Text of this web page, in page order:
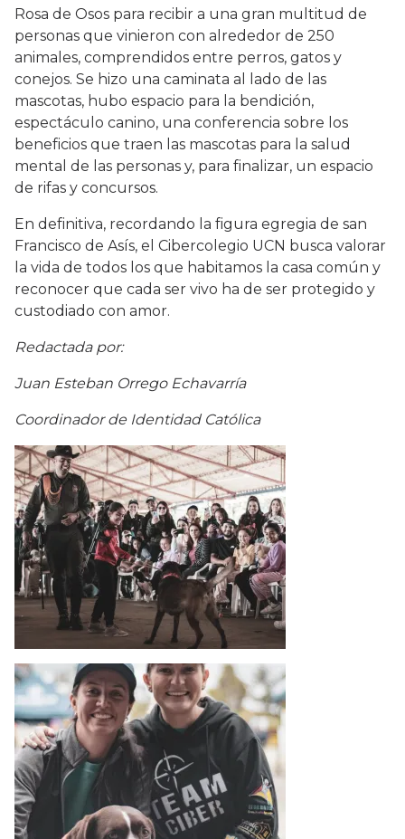
Rosa de Osos para recibir a una gran multitud de
personas que vinieron con alrededor de 250
animales, comprendidos entre perros, gatos y
conejos. Se hizo una caminata al lado de las
mascotas, hubo espacio para la bendición,
espectáculo canino, una conferencia sobre los
beneficios que traen las mascotas para la salud
mental de las personas y, para finalizar, un espacio
de rifas y concursos.
En definitiva, recordando la figura egregia de san
Francisco de Asís, el Cibercolegio UCN busca valorar
la vida de todos los que habitamos la casa común y
reconocer que cada ser vivo ha de ser protegido y
custodiado con amor.
Redactada por:
Juan Esteban Orrego Echavarría
Coordinador de Identidad Católica